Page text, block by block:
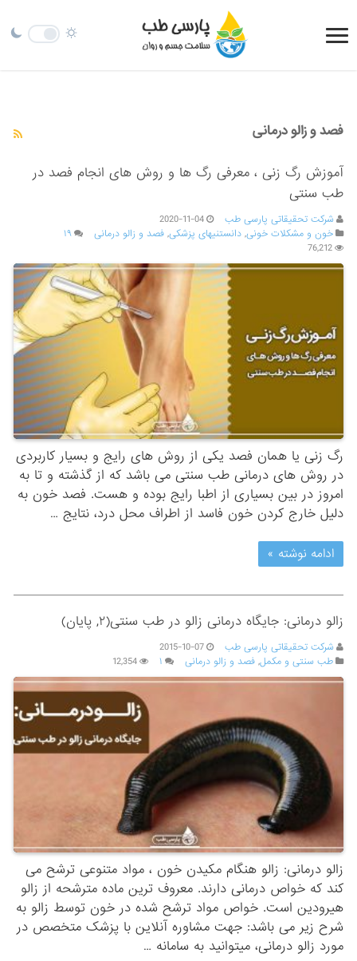
فصد و زالو درمانی
آموزش رگ زنی ، معرفی رگ ها و روش های انجام فصد در
طب سنتی
شرکت تحقیقاتی پارسی طب
2020-11-04
خون و مشکلات خونی,دانستنیهای پزشکی,فصد و زالو درمانی
۱۹
76,212
رگ زنی یا همان فصد یکی از روش های رایج و بسیار کاربردی
در روش های درمانی طب سنتی می باشد که از گذشته و تا به
امروز در بین بسیاری از اطبا رایج بوده و هست. فصد خون به
دلیل خارج کردن خون فاسد از اطراف محل درد، نتایج …
ادامه نوشته »
زالو درمانی: جایگاه درمانی زالو در طب سنتی(۲, پایان)
شرکت تحقیقاتی پارسی طب
2015-10-07
طب سنتی و مکمل,فصد و زالو درمانی ۱ 12,354
زالو درمانی: زالو هنگام مکیدن خون ، مواد متنوعی ترشح می
کند که خواص درمانی دارند. معروف ترین ماده مترشحه از زالو
هیرودین است. خواص مواد ترشح شده در خون توسط زالو به
شرح زیر می باشد: جهت مشاوره آنلاین با پزشک متخصص در
مورد زالو درمانی، میتوانید به سامانه …